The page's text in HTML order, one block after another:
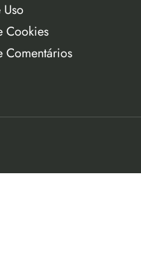
Uso
Cookies
Comentários